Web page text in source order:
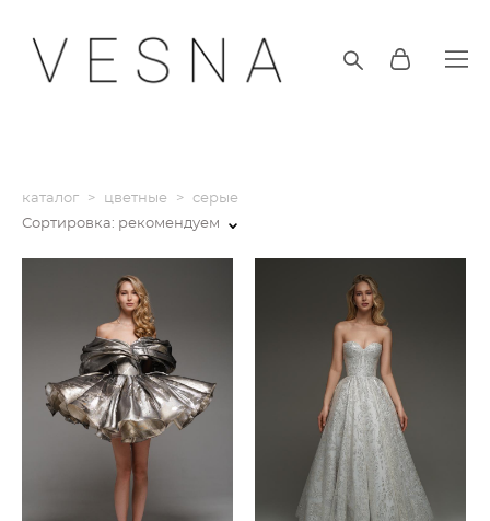
каталог > цветные >
серые
Сортировка: рекомендуем